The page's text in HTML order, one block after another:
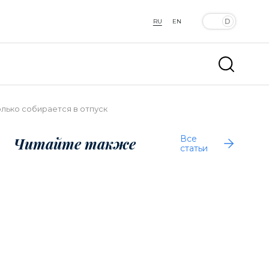
RU EN
собирается в отпуск
Читайте также
Все
статьи